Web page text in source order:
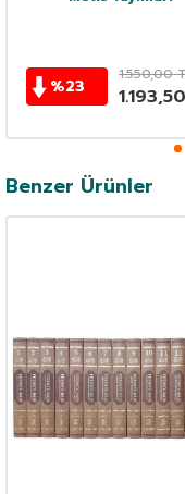
%23
1.550,00
1.193,50
Benzer Ürünler